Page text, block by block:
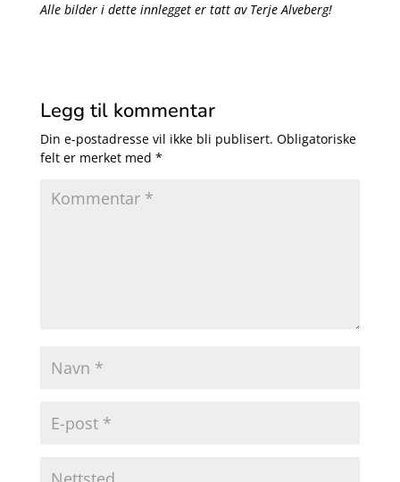
Alle bilder i dette innlegget er tatt av Terje Alveberg!
Legg til kommentar
Din e-postadresse vil ikke bli publisert. Obligatoriske
felt er merket med *